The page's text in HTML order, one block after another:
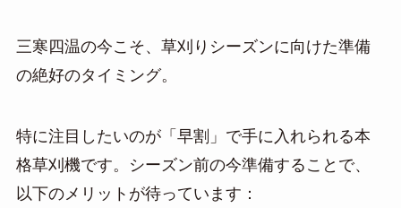
三寒四温の今こそ、草刈りシーズンに向けた準備
の絶好のタイミング。
特に注目したいのが「早割」で手に入れられる本
格草刈機です。シーズン前の今準備することで、
以下のメリットが待っています：